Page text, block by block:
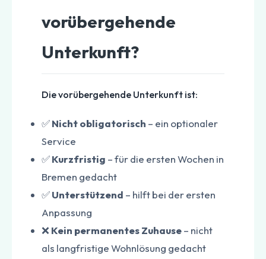
vorübergehende
Unterkunft?
Die vorübergehende Unterkunft ist:
✅Nicht obligatorisch – ein optionaler
Service
✅Kurzfristig – für die ersten Wochen in
Bremen gedacht
✅Unterstützend – hilft bei der ersten
Anpassung
❌Kein permanentes Zuhause– nicht
als langfristige Wohnlösung gedacht